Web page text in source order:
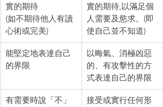
實的期待
(如不期待他人有讀
心術或完美)
實的期待,以滿足個
人需要及慾求。(即
使自己並不知道)
能堅定地表達自己
的界限
以晦氣、消極凶惡
的、有攻擊性的方
式表達自己的界限
有需要時說「不」
接受或實行任何形